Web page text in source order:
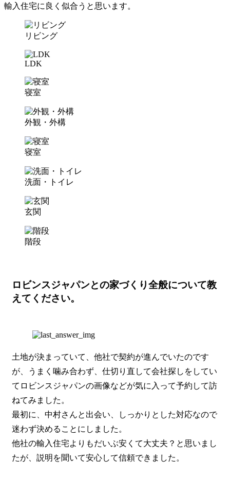
輸入住宅に良く似合うと思います。
リビング
LDK
寝室
外観・外構
寝室
洗面・トイレ
玄関
階段
ロビンスジャパンとの家づくり全般について教
えてください。
土地が決まっていて、他社で契約が進んでいたのです
が、うまく噛み合わず、仕切り直して会社探しをしてい
てロビンスジャパンの画像などが気に入って予約して訪
ねてみました。
最初に、中村さんと出会い、しっかりとした対応なので
迷わず決めることにしました。
他社の輸入住宅よりもだいぶ安くて大丈夫？と思いまし
たが、説明を聞いて安心して信頼できました。